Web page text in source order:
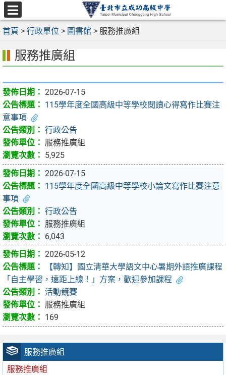
跳
至
主
容
選
單
首頁 > 行政單位 > 圖書館 > 服務推廣組
服務推廣組
服務推廣組
服務推廣組
2026-07-15
115學年度全國高級中等學校閱讀心得寫作比賽注
意事項
行政公告
服務推廣組
5,925
2026-07-15
115學年度全國高級中等學校小論文寫作比賽注意
事項
行政公告
服務推廣組
6,043
2026-05-12
【轉知】國立清華大學語文中心暑期外語推廣課程
「自主學習，遠距上線！」方案，歡迎參加課程
活動競賽
服務推廣組
169